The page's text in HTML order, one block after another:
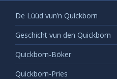
De Lüüd vun’n Quickborn
Geschicht vun den Quickborn
Quickborn-Böker
Quickborn-Pries